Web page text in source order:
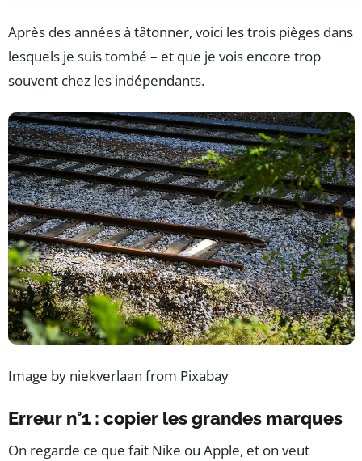
Après des années à tâtonner, voici les trois pièges dans
lesquels je suis tombé – et que je vois encore trop
souvent chez les indépendants.
Image by niekverlaan from Pixabay
Erreur n°1 : copier les grandes marques
On regarde ce que fait Nike ou Apple, et on veut